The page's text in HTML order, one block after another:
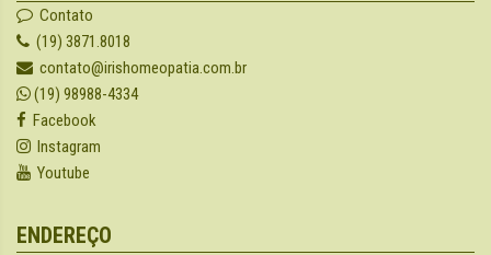
Contato
(19) 3871.8018
contato@irishomeopatia.com.br
(19) 98988-4334
Facebook
Instagram
Youtube
ENDEREÇO